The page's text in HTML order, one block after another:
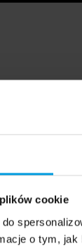
cookie
o tym,